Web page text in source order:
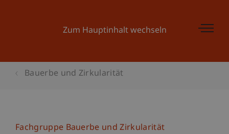
Zum Hauptinhalt wechseln
Bauerbe und Zirkularität
Fachgruppe Bauerbe und Zirkularität